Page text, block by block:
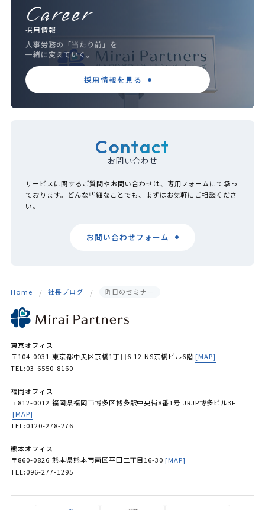
Career
採用情報
人事労務の「当たり前」を
一緒に変えていく。
採用情報を見る
Contact
お問い合わせ
サービスに関するご質問やお問い合わせは、専用フォームにて承っ
ております。どんな些細なことでも、まずはお気軽にご相談くださ
い。
お問い合わせフォーム
Home 社長ブログ 昨日のセミナー
東京オフィス
〒104-0031 東京都中央区京橋1丁目6-12 NS京橋ビル6階 [MAP]
TEL:03-6550-8160
福岡オフィス
〒812-0012 福岡県福岡市博多区博多駅中央街8番1号 JRJP博多ビル3F
[MAP]
TEL:0120-278-276
熊本オフィス
〒860-0826 熊本県熊本市南区平田二丁目16-30 [MAP]
TEL:096-277-1295